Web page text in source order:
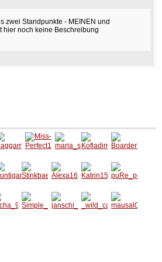
zwei Standpunkte - MEINEN und
hier noch keine Beschreibung
Miss-
Perfect
16
maria_
s
Kofladir
ndl
Boarde
rhasi
Stinkba
er07
Alexa1
6
Katrin1
5
puRe_p
oisOn_
06